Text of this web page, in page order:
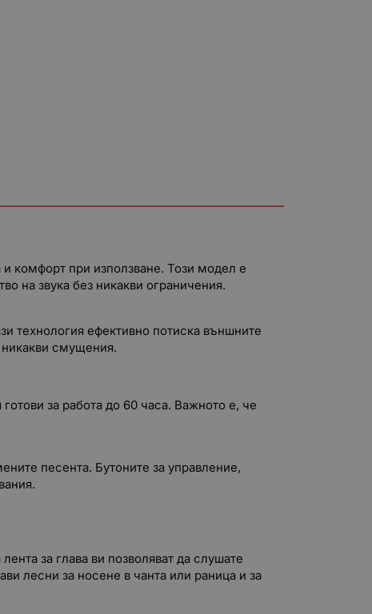
комфорт при използване. Този модел е
на звука без никакви ограничения.
технология ефективно потиска външните
никакви смущения.
за работа до 60 часа. Важното е, че
песента. Бутоните за управление,
за глава ви позволяват да слушате
лесни за носене в чанта или раница и за